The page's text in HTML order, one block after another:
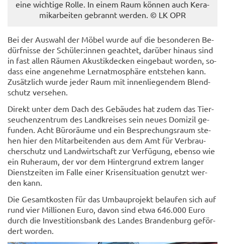
eine wich­ti­ge Rolle. In einem Raum kön­nen auch Ke­ra­
mik­ar­bei­ten ge­brannt wer­den. © LK OPR
Bei der Aus­wahl der Möbel wurde auf die be­son­de­ren Be­
dürf­nis­se der Schü­ler:innen ge­ach­tet, dar­über hin­aus sind
in fast allen Räu­men Akus­tik­de­cken ein­ge­baut wor­den, so­
dass eine an­ge­neh­me Lern­at­mo­sphä­re ent­ste­hen kann.
Zu­sätz­lich wurde jeder Raum mit in­nen­lie­gen­dem Blend­
schutz ver­se­hen.
Di­rekt unter dem Dach des Ge­bäu­des hat zudem das Tier­
seu­chen­zen­trum des Land­krei­ses sein neues Do­mi­zil ge­
fun­den. Acht Bü­ro­räu­me und ein Be­spre­chungs­raum ste­
hen hier den Mit­ar­bei­ten­den aus dem Amt für Ver­brau­
cher­schutz und Land­wirt­schaft zur Ver­fü­gung, eben­so wie
ein Ru­he­raum, der vor dem Hin­ter­grund ex­trem lan­ger
Dienst­zei­ten im Falle einer Kri­sen­si­tua­ti­on ge­nutzt wer­
den kann.
Die Ge­samt­kos­ten für das Um­bau­pro­jekt be­lau­fen sich auf
rund vier Mil­lio­nen Euro, davon sind etwa 646.000 Euro
durch die In­ves­ti­ti­ons­bank des Lan­des Bran­den­burg ge­för­
dert wor­den.